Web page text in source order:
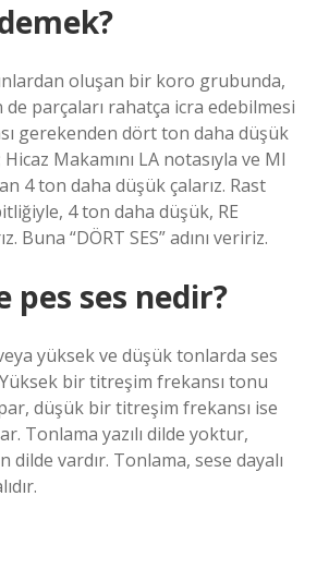
oluşan bir koro grubunda,
parçaları rahatça icra edebilmesi
gerekenden dört ton daha düşük
Makamını LA notasıyla ve MI
4 ton daha düşük çalarız. Rast
4 ton daha düşük, RE
Buna “DÖRT SES” adını veririz.
pes ses nedir?
yüksek ve düşük tonlarda ses
bir titreşim frekansı tonu
düşük bir titreşim frekansı ise
Tonlama yazılı dilde yoktur,
dilde vardır. Tonlama, sese dayalı